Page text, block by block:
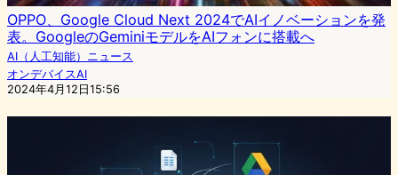
OPPO、Google Cloud Next 2024でAIイノベーションを発
表。GoogleのGeminiモデルをAIフォンに搭載へ
AI（人工知能）ニュース
オンデバイスAI
2024年4月12日15:56